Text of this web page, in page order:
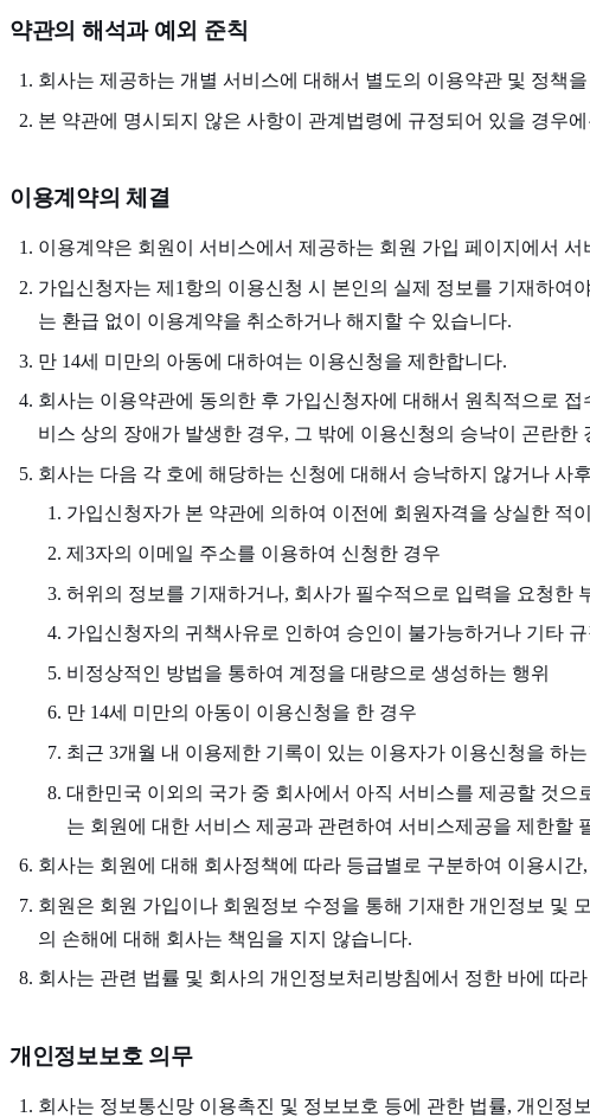
약관의 해석과 예외 준칙
회사는 제공하는 개별 서비스에 대해서 별도의 이용약관 및 정책
본 약관에 명시되지 않은 사항이 관계법령에 규정되어 있을 경우
이용계약의 체결
이용계약은 회원이 서비스에서 제공하는 회원 가입 페이지에서
가입신청자는 제1항의 이용신청 시 본인의 실제 정보를 기재하여
는 환급 없이 이용계약을 취소하거나 해지할 수 있습니다.
만 14세 미만의 아동에 대하여는 이용신청을 제한합니다.
회사는 이용약관에 동의한 후 가입신청자에 대해서 원칙적으로
비스 상의 장애가 발생한 경우, 그 밖에 이용신청의 승낙이 곤란
회사는 다음 각 호에 해당하는 신청에 대해서 승낙하지 않거나 사
가입신청자가 본 약관에 의하여 이전에 회원자격을 상실한 적
제3자의 이메일 주소를 이용하여 신청한 경우
허위의 정보를 기재하거나, 회사가 필수적으로 입력을 요청한
가입신청자의 귀책사유로 인하여 승인이 불가능하거나 기타
비정상적인 방법을 통하여 계정을 대량으로 생성하는 행위
만 14세 미만의 아동이 이용신청을 한 경우
최근 3개월 내 이용제한 기록이 있는 이용자가 이용신청을 하
대한민국 이외의 국가 중 회사에서 아직 서비스를 제공할 것
는 회원에 대한 서비스 제공과 관련하여 서비스제공을 제한할
회사는 회원에 대해 회사정책에 따라 등급별로 구분하여 이용시
회원은 회원 가입이나 회원정보 수정을 통해 기재한 개인정보 및
의 손해에 대해 회사는 책임을 지지 않습니다.
회사는 관련 법률 및 회사의 개인정보처리방침에서 정한 바에 따
개인정보보호 의무
회사는 정보통신망 이용촉진 및 정보보호 등에 관한 법률, 개인정